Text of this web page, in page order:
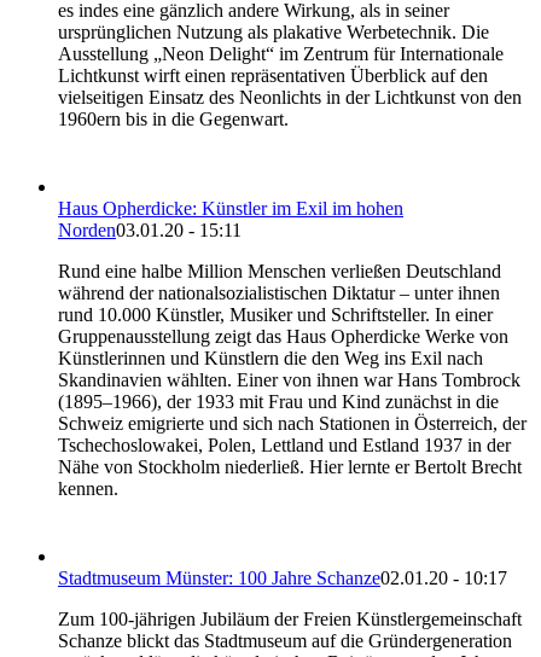
es indes eine gänzlich andere Wirkung, als in seiner
ursprünglichen Nutzung als plakative Werbetechnik. Die
Ausstellung „Neon Delight“ im Zentrum für Internationale
Lichtkunst wirft einen repräsentativen Überblick auf den
vielseitigen Einsatz des Neonlichts in der Lichtkunst von den
1960ern bis in die Gegenwart.
Haus Opherdicke: Künstler im Exil im hohen
Norden03.01.20 - 15:11
Rund eine halbe Million Menschen verließen Deutschland
während der nationalsozialistischen Diktatur – unter ihnen
rund 10.000 Künstler, Musiker und Schriftsteller. In einer
Gruppenausstellung zeigt das Haus Opherdicke Werke von
Künstlerinnen und Künstlern die den Weg ins Exil nach
Skandinavien wählten. Einer von ihnen war Hans Tombrock
(1895–1966), der 1933 mit Frau und Kind zunächst in die
Schweiz emigrierte und sich nach Stationen in Österreich, der
Tschechoslowakei, Polen, Lettland und Estland 1937 in der
Nähe von Stockholm niederließ. Hier lernte er Bertolt Brecht
kennen.
Stadtmuseum Münster: 100 Jahre Schanze02.01.20 - 10:17
Zum 100-jährigen Jubiläum der Freien Künstlergemeinschaft
Schanze blickt das Stadtmuseum auf die Gründergeneration